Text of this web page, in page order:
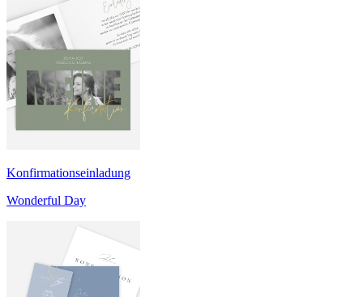
Konfirmationseinladung
Wonderful Day